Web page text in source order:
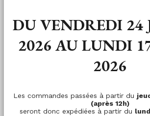
DU VENDREDI 24
2026 AU LUNDI
2026
Les commandes passées à partir du
(après 12h)
seront donc expédiées à partir du